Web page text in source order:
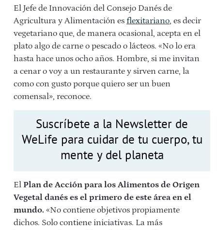
El Jefe de Innovación del Consejo Danés de
Agricultura y Alimentación es flexitariano, es decir
vegetariano que, de manera ocasional, acepta en el
plato algo de carne o pescado o lácteos. «No lo era
hasta hace unos ocho años. Hombre, si me invitan
a cenar o voy a un restaurante y sirven carne, la
como con gusto porque quiero ser un buen
comensal», reconoce.
Suscríbete a la Newsletter de
WeLife para cuidar de tu cuerpo, tu
mente y del planeta
El Plan de Acción para los Alimentos de Origen
Vegetal danés es el primero de este área en el
mundo. «No contiene objetivos propiamente
dichos. Solo contiene iniciativas. La más